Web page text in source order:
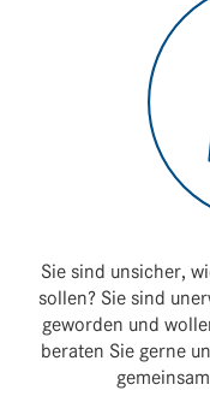
Sie sind unsi­cher,
sollen? Sie sind
geworden und
beraten Sie gerne